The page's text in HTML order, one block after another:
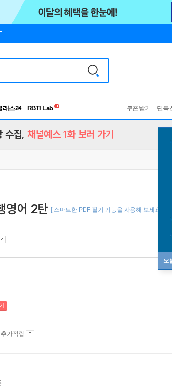
래스24
독서유형검사
쿠폰받기 단독
오
수집, 채널예스 1화 보러 가기
영어 2탄 [ 스마트한 PDF 필기 기능을 사용해 보세요! ]
가적립